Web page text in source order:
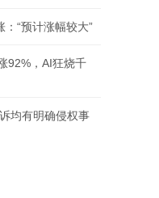
“预计涨幅较大”
92%，AI狂烧千
均有明确侵权事